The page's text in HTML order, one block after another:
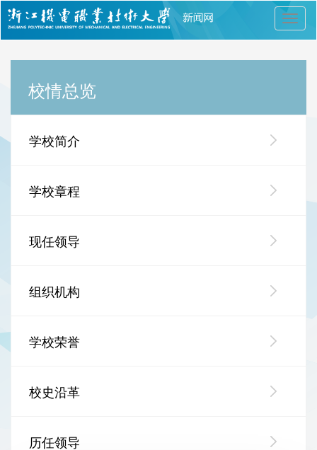
切
换
航
校情总览
学校简介
学校章程
现任领导
组织机构
学校荣誉
校史沿革
历任领导